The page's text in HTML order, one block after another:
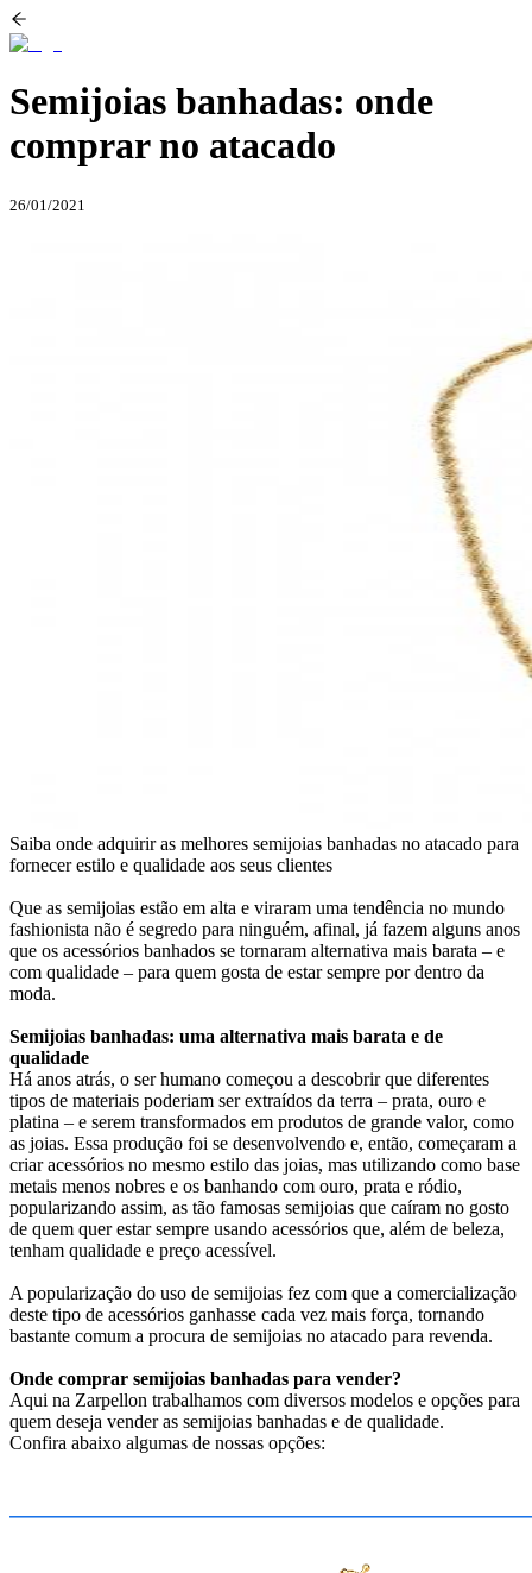
Semijoias banhadas: onde
comprar no atacado
26/01/2021
Saiba onde adquirir as melhores semijoias banhadas no atacado para
fornecer estilo e qualidade aos seus clientes
Que as semijoias estão em alta e viraram uma tendência no mundo
fashionista não é segredo para ninguém, afinal, já fazem alguns anos
que os acessórios banhados se tornaram alternativa mais barata – e
com qualidade – para quem gosta de estar sempre por dentro da
moda.
Semijoias banhadas: uma alternativa mais barata e de
qualidade
Há anos atrás, o ser humano começou a descobrir que diferentes
tipos de materiais poderiam ser extraídos da terra – prata, ouro e
platina – e serem transformados em produtos de grande valor, como
as joias. Essa produção foi se desenvolvendo e, então, começaram a
criar acessórios no mesmo estilo das joias, mas utilizando como base
metais menos nobres e os banhando com ouro, prata e ródio,
popularizando assim, as tão famosas semijoias que caíram no gosto
de quem quer estar sempre usando acessórios que, além de beleza,
tenham qualidade e preço acessível.
A popularização do uso de semijoias fez com que a comercialização
deste tipo de acessórios ganhasse cada vez mais força, tornando
bastante comum a procura de semijoias no atacado para revenda.
Onde comprar semijoias banhadas para vender?
Aqui na Zarpellon trabalhamos com diversos modelos e opções para
quem deseja vender as semijoias banhadas e de qualidade.
Confira abaixo algumas de nossas opções: